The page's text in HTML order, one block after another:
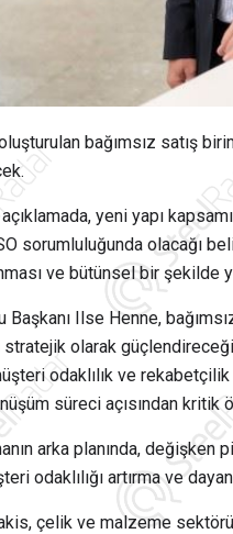
bağımsız satış
yeni yapı
sorumluluğunda olacağı
ve bütünsel bir
Başkanı Ilse Henne,
olarak
odaklılık ve
süreci açısından kritik
arka planında, değişken
odaklılığı artırma ve
çelik ve malzeme